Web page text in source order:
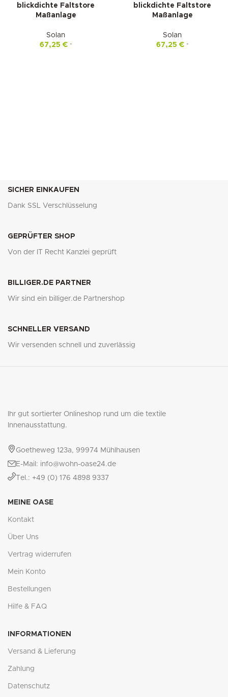
blickdichte Faltstore
Maßanlage
Solan
67,25 € *
blickdichte Faltstore
Maßanlage
Solan
67,25 € *
SICHER EINKAUFEN
Dank SSL Verschlüsselung
GEPRÜFTER SHOP
Von der IT Recht Kanzlei geprüft
BILLIGER.DE PARTNER
Wir sind ein billiger.de Partnershop
SCHNELLER VERSAND
Wir versenden schnell und zuverlässig
Ihr gut sortierter Onlineshop rund um die textile
Innenausstattung.
Goetheweg 123a, 99974 Mühlhausen
E-Mail: info@wohn-oase24.de
Tel.: +49 (0) 176 4898 9337
MEINE OASE
Kontakt
Über Uns
Vertrag widerrufen
Mein Konto
Bestellungen
Hilfe & FAQ
INFORMATIONEN
Versand & Lieferung
Zahlung
Datenschutz